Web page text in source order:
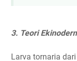
3. Teori
Larva tornaria